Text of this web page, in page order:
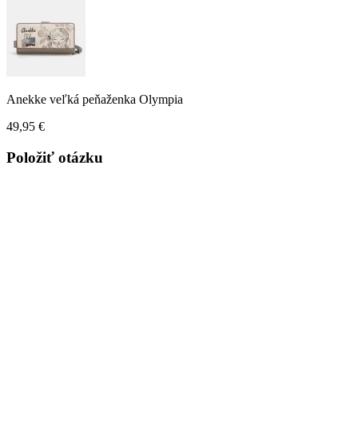
Anekke veľká peňaženka Olympia
49,95 €
Položiť otázku